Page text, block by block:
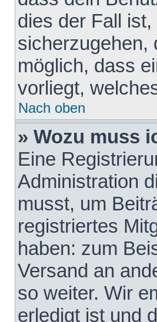
dies der Fall
sicherzugehen,
möglich, dass
vorliegt,
Nach oben
» Wozu muss
Eine
Administration
musst, um
registriertes
haben: zum
Versand an
so weiter. Wir
erledigt ist und